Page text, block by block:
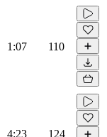
1:07 110
4:23 124